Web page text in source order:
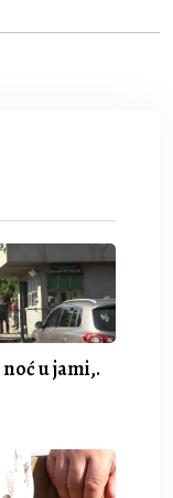
u jami,.